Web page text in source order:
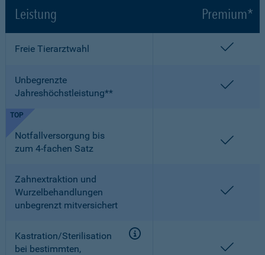
Leistung Premium*
Freie Tierarztwahl
Unbegrenzte
Jahreshöchstleistung**
Notfallversorgung bis
zum 4-fachen Satz
TOP
Zahnextraktion und
Wurzelbehandlungen
unbegrenzt mitversichert
Kastration/Sterilisation
bei bestimmten,